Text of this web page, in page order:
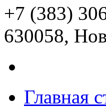
+7 (383)
630058,
Главная